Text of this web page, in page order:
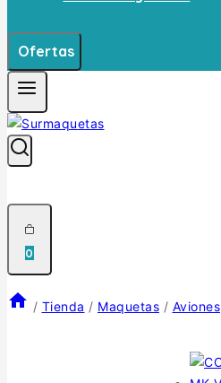
Ofertas
0
/ Tienda / Maquetas / Aviones